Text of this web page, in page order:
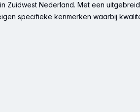
Nederland. Met een
specifieke kenmerken waarbij